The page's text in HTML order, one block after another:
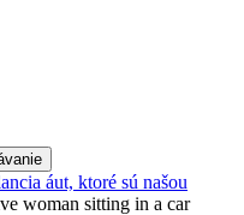
áut, ktoré sú našou
woman sitting in a car